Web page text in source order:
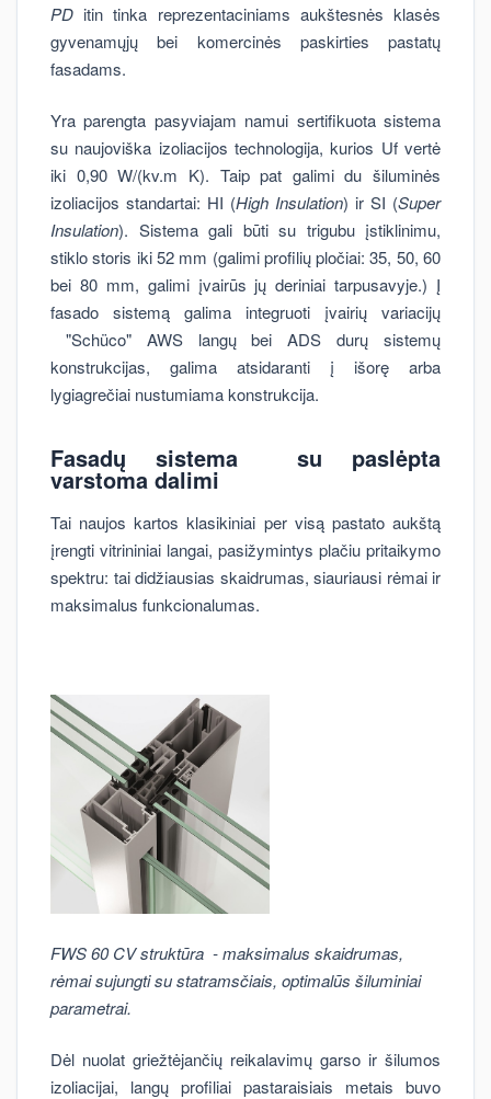
PD itin tinka reprezentaciniams aukštesnės klasės
gyvenamųjų bei komercinės paskirties pastatų
fasadams.
Yra parengta pasyviajam namui sertifikuota sistema
su naujoviška izoliacijos technologija, kurios Uf vertė
iki 0,90 W/(kv.m K). Taip pat galimi du šiluminės
izoliacijos standartai: HI (High Insulation) ir SI (Super
Insulation). Sistema gali būti su trigubu įstiklinimu,
stiklo storis iki 52 mm (galimi profilių pločiai: 35, 50, 60
bei 80 mm, galimi įvairūs jų deriniai tarpusavyje.) Į
fasado sistemą galima integruoti įvairių variacijų
"Schüco" AWS langų bei ADS durų sistemų
konstrukcijas, galima atsidaranti į išorę arba
lygiagrečiai nustumiama konstrukcija.
Fasadų sistema su paslėpta
varstoma dalimi
Tai naujos kartos klasikiniai per visą pastato aukštą
įrengti vitrininiai langai, pasižymintys plačiu pritaikymo
spektru: tai didžiausias skaidrumas, siauriausi rėmai ir
maksimalus funkcionalumas.
FWS 60 CV struktūra - maksimalus skaidrumas,
rėmai sujungti su statramsčiais, optimalūs šiluminiai
parametrai.
Dėl nuolat griežtėjančių reikalavimų garso ir šilumos
izoliacijai, langų profiliai pastaraisiais metais buvo